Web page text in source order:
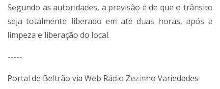
Segundo as autoridades, a previsão é de que o trânsito
seja totalmente liberado em até duas horas, após a
limpeza e liberação do local.
-----
Portal de Beltrão via Web Rádio Zezinho Variedades